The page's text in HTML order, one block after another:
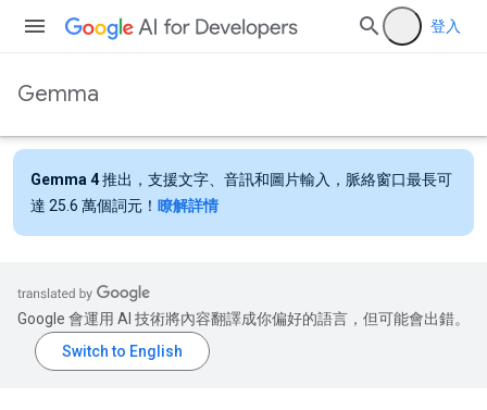
登入
Gemma
Gemma 4推出，支援文字、音訊和圖片輸入，脈絡窗口最長可
達 25.6 萬個詞元！ 瞭解詳情
Google 會運用 AI 技術將內容翻譯成你偏好的語言，但可能會出錯。